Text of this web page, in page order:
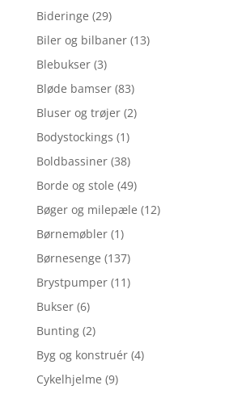
Bideringe (29)
Biler og bilbaner (13)
Blebukser (3)
Bløde bamser (83)
Bluser og trøjer (2)
Bodystockings (1)
Boldbassiner (38)
Borde og stole (49)
Bøger og milepæle (12)
Børnemøbler (1)
Børnesenge (137)
Brystpumper (11)
Bukser (6)
Bunting (2)
Byg og konstruér (4)
Cykelhjelme (9)